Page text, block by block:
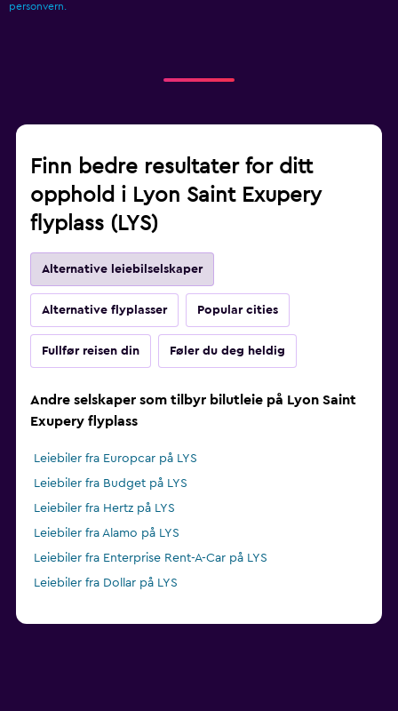
personvern.
Finn bedre resultater for ditt
opphold i Lyon Saint Exupery
flyplass (LYS)
Alternative leiebilselskaper
Alternative flyplasser Popular cities
Fullfør reisen din Føler du deg heldig
Andre selskaper som tilbyr bilutleie på Lyon Saint
Exupery flyplass
Leiebiler fra Europcar på LYS
Leiebiler fra Budget på LYS
Leiebiler fra Hertz på LYS
Leiebiler fra Alamo på LYS
Leiebiler fra Enterprise Rent-A-Car på LYS
Leiebiler fra Dollar på LYS